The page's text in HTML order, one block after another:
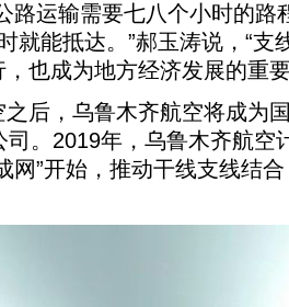
运输需要七八个小时的路
就能抵达。”郝玉涛说，“支
也成为地方经济发展的重
，乌鲁木齐航空将成为
司。2019年，乌鲁木齐航空
网”开始，推动干线支线结